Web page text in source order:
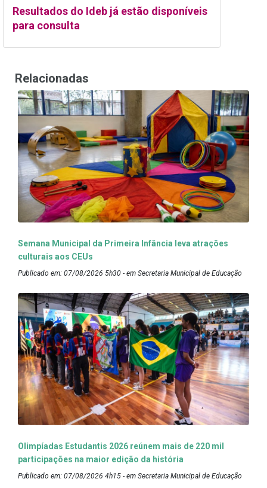
Resultados do Ideb já estão disponíveis
para consulta
Relacionadas
Semana Municipal da Primeira Infância leva atrações
culturais aos CEUs
Publicado em: 07/08/2026 5h30 - em Secretaria Municipal de Educação
Olimpíadas Estudantis 2026 reúnem mais de 220 mil
participações na maior edição da história
Publicado em: 07/08/2026 4h15 - em Secretaria Municipal de Educação